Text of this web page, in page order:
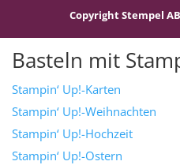
Copyright Stempel
Basteln mit
Stampin‘ Up!-Karten
Stampin‘ Up!-Weihnachten
Stampin‘ Up!-Hochzeit
Stampin‘ Up!-Ostern